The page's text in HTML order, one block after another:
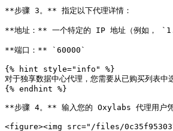
**步骤 3。** 指定以下代理详情：
**地址：** 一个特定的 IP 地址（例如，
**端口：** `60000`
{% hint style="info" %}
对于独享数据中心代理，您需要从已购买
{% endhint %}
**步骤 4。** 输入您的 Oxylabs 代理用户凭
<figure><img src="/files/